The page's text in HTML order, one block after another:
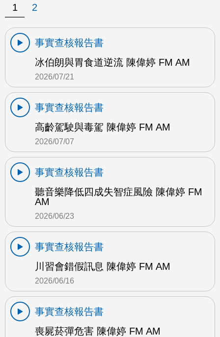
1 2
事實查核報告書
冰伯朗與胃食道逆流 陳偉婷 FM AM
2026/07/21
事實查核報告書
高齡駕駛與毒駕 陳偉婷 FM AM
2026/07/07
事實查核報告書
聽音樂降低四成失智症風險 陳偉婷 FM
AM
2026/06/23
事實查核報告書
川習會錯假訊息 陳偉婷 FM AM
2026/06/16
事實查核報告書
喪屍菸彈危害 陳偉婷 FM AM